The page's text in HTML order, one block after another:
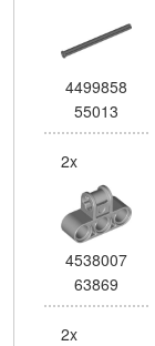
4499858
55013
2x
4538007
63869
2x